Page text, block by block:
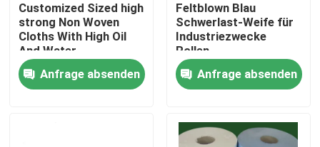
Zu Hause
Customized Sized high
strong Non Woven
Cloths With High Oil
And Water
Absorbency Jumbo
Industrial Wipes
Anfrage absenden
Feltblown Blau
Schwerlast-Weife für
Industriezwecke
Rollen
Polypropylenmaterial
Anfrage absenden